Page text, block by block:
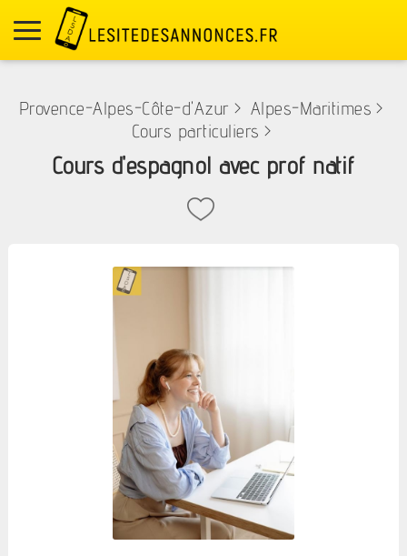
Provence-Alpes-Côte-d'Azur > Alpes-Maritimes >
Cours particuliers >
Cours d'espagnol avec prof natif